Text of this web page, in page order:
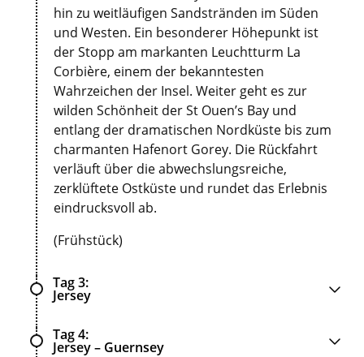
hin zu weitläufigen Sandstränden im Süden
und Westen. Ein besonderer Höhepunkt ist
der Stopp am markanten Leuchtturm La
Corbière, einem der bekanntesten
Wahrzeichen der Insel. Weiter geht es zur
wilden Schönheit der St Ouen’s Bay und
entlang der dramatischen Nordküste bis zum
charmanten Hafenort Gorey. Die Rückfahrt
verläuft über die abwechslungsreiche,
zerklüftete Ostküste und rundet das Erlebnis
eindrucksvoll ab.
(Frühstück)
Tag 3
Jersey
Tag 4
Jersey – Guernsey